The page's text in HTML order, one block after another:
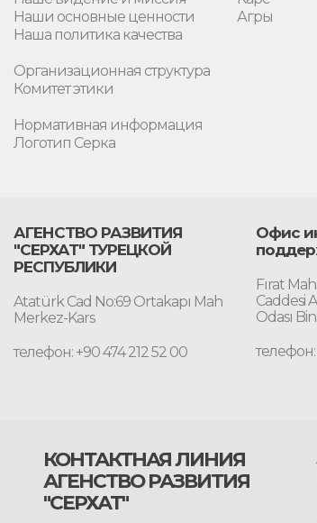
Наши основные ценности
Наша политика качества
Организационная структура
Комитет этики
Нормативная информация
Логотип Серка
Агры
АГЕНСТВО РАЗВИТИЯ
"СЕРХАТ" ТУРЕЦКОЙ
РЕСПУБЛИКИ
Atatürk Cad No:69 Ortakapı Mah
Merkez-Kars
телефон: +90 474 212 52 00
Офис
Fırat
Caddesi
Odası
телефон:
КОНТАКТНАЯ ЛИНИЯ
АГЕНСТВО РАЗВИТИЯ
"СЕРХАТ"